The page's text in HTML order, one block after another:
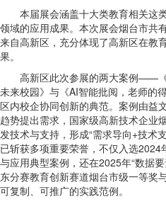
本届展会涵盖十大类教育相关这
领域的应用成果。本次展会烟台市共
来自高新区，充分体现了高新区在教
果。
高新区此次参展的两大案例——《
未来校园》与《AI智能批阅，老师的
区内校企协同创新的典范。案例由益
趋势提出需求，国家级高新技术企业
发技术与支持，形成“需求导向+技术
已斩获多项重要荣誉，不仅入选
与应用典型案例，还在2025年“数据
东分赛教育创新赛道烟台市级一等奖
可复制、可推广的实践范例。